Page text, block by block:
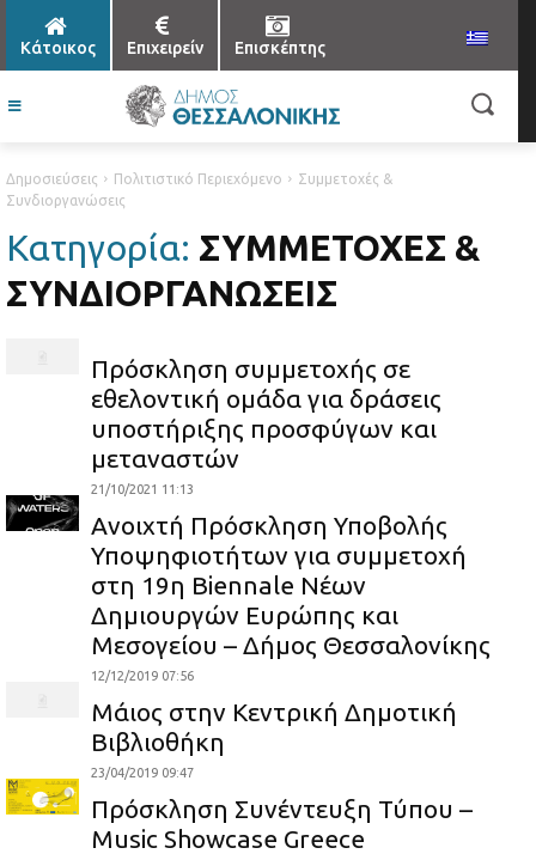
Κάτοικος Επιχειρείν Επισκέπτης
Δημοσιεύσεις Πολιτιστικό Περιεχόμενο
Συμμετοχές &
Συνδιοργανώσεις
Κατηγορία: ΣΥΜΜΕΤΟΧΈΣ &
ΣΥΝΔΙΟΡΓΑΝΏΣΕΙΣ
Πρόσκληση συμμετοχής σε
εθελοντική ομάδα για δράσεις
υποστήριξης προσφύγων και
μεταναστών
21/10/2021 11:13
Ανοιχτή Πρόσκληση Υποβολής
Υποψηφιοτήτων για συμμετοχή
στη 19η Biennale Νέων
Δημιουργών Ευρώπης και
Μεσογείου – Δήμος Θεσσαλονίκης
12/12/2019 07:56
Μάιος στην Κεντρική Δημοτική
Βιβλιοθήκη
23/04/2019 09:47
Πρόσκληση Συνέντευξη Τύπου –
Music Showcase Greece